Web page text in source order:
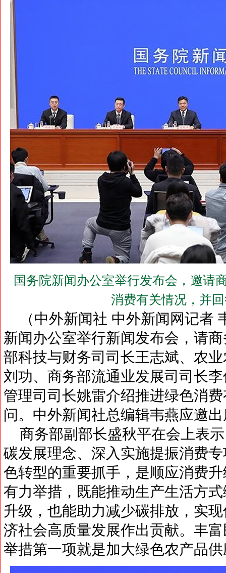
国务院新闻办公室举行发布会，邀请
消费有关情况，并
（中外新闻社 中外新闻网记者
新闻办公室举行新闻发布会，请
部科技与财务司司长王志斌、农
刘功、商务部流通业发展司司长
管理司司长姚雷介绍推进绿色消
问。中外新闻社总编辑韦燕应邀
商务部副部长盛秋平在会上表
碳发展理念、深入实施提振消费
色转型的重要抓手，是顺应消费
有力举措，既能推动生产生活方
升级，也能助力减少碳排放，实
济社会高质量发展作出贡献。丰
举措第一项就是加大绿色农产品